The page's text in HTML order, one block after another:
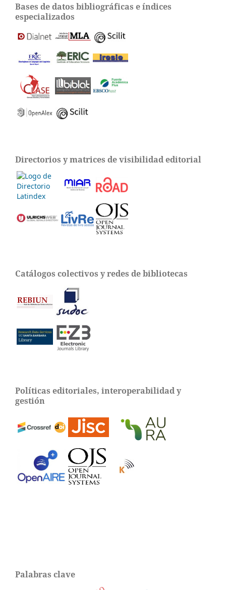
Bases de datos bibliográficas e índices
especializados
Directorios y matrices de visibilidad editorial
Catálogos colectivos y redes de bibliotecas
Políticas editoriales, interoperabilidad y
gestión
Palabras clave